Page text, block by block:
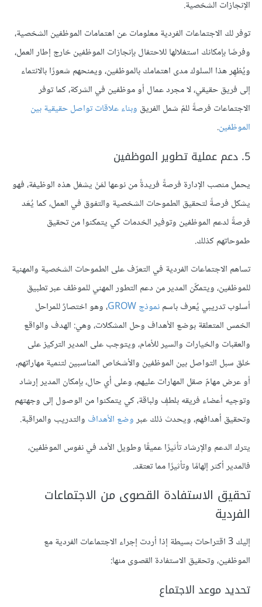
الإنجازات الشخصية.
توفر لك الاجتماعات الفردية معلومات عن اهتمامات الموظفين الشخصية،
وفرصًا بإمكانك استغلالها للاحتفال بإنجازات الموظفين خارج إطار العمل،
ويُظهِر هذا السلوك مدى اهتمامك بالموظفين، ويمنحهم شعورًا بالانتماء
إلى فريق حقيقي، لا مجرد عمال أو موظفين في الشركة، كما توفر
الاجتماعات فرصةً للمّ شمل الفريق وبناء علاقات تواصل حقيقية بين
الموظفين.
5. دعم عملية تطوير الموظفين
يحمل منصب الإدارة فرصةً فريدةً من نوعها لمَنْ يشغل هذه الوظيفة، فهو
يشكل فرصةً لتحقيق الطموحات الشخصية والتفوق في العمل، كما يُعَد
فرصةً لدعم الموظفين وتوفير الخدمات كي يتمكنوا من تحقيق
طموحاتهم كذلك.
تساهم الاجتماعات الفردية في التعرّف على الطموحات الشخصية والمهنية
للموظفين، ويتمكّن المدير من دعم التطور المهني للموظف عبر تطبيق
أسلوب تدريبي يُعرف باسمنموذج GROW
، وهو اختصارٌ للمراحل
الخمس المتعلقة بوضع الأهداف وحل المشكلات، وهي: الهدف والواقع
والعقبات والخيارات والسير للأمام، ويتوجب على المدير التركيز على
خلق سبل التواصل بين الموظفين والأشخاص المناسبين لتنمية مهاراتهم،
أو عرض مهامّ صقل المهارات عليهم، وعلى أي حال، بإمكان المدير إرشاد
وتوجيه أعضاء فريقه بلطفٍ ولباقة، كي يتمكنوا من الوصول إلى وجهتهم
وتحقيق أهدافهم، ويحدث ذلك عبروضع الأهداف والتدريب والمراقبة.
يترك الدعم والإرشاد تأثيرًا عميقًا وطويل الأمد في نفوس الموظفين،
فالمدير أكثر إلهامًا وتأثيرًا مما تعتقد.
تحقيق الاستفادة القصوى من الاجتماعات
الفردية
إليك 3 اقتراحات بسيطة إذا أردت إجراء الاجتماعات الفردية مع
الموظفين، وتحقيق الاستفادة القصوى منها:
تحديد موعد الاجتماع